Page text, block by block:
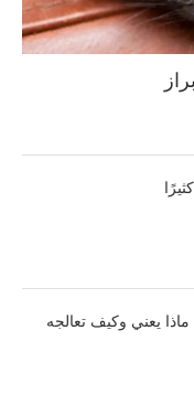
يعني وكيف تعالجه